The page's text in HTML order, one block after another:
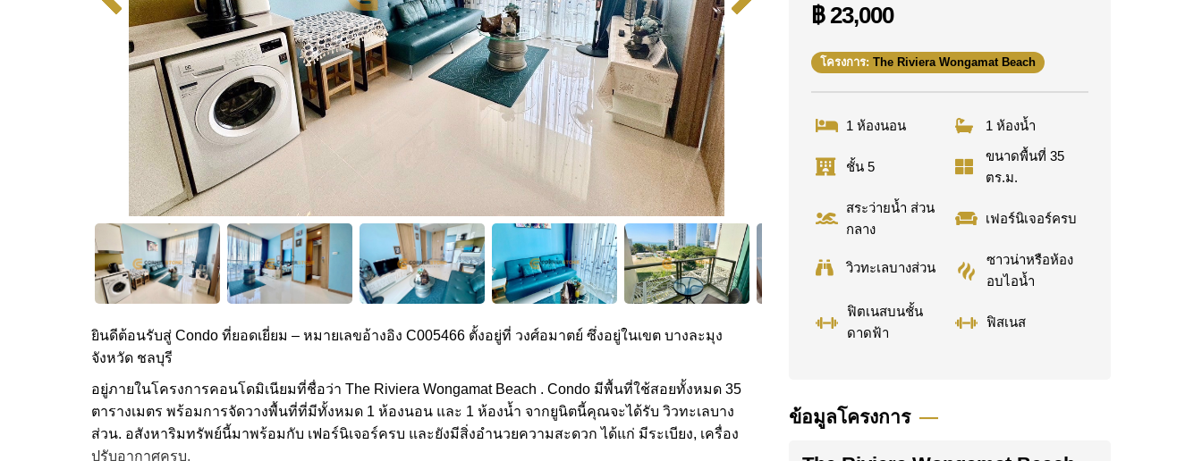
ยินดีต้อนรับสู่ Condo ที่ยอดเยี่ยม – หมายเลขอ้างอิง C005466 ตั้งอยู่ที่ วงศ์อมาตย์ ซึ่งอยู่ในเขต บางละมุง
จังหวัด ชลบุรี
อยู่ภายในโครงการคอนโดมิเนียมที่ชื่อว่า The Riviera Wongamat Beach . Condo มีพื้นที่ใช้สอยทั้งหมด 35
ตารางเมตร พร้อมการจัดวางพื้นที่ที่มีทั้งหมด 1 ห้องนอน และ 1 ห้องน้ำ จากยูนิตนี้คุณจะได้รับ วิวทะเลบาง
ส่วน. อสังหาริมทรัพย์นี้มาพร้อมกับ เฟอร์นิเจอร์ครบ และยังมีสิ่งอำนวยความสะดวก ได้แก่ มีระเบียง, เครื่อง
ปรับอากาศครบ,
฿ 23,000
โครงการ: The Riviera Wongamat Beach
1 ห้องนอน 1 ห้องน้ำ
ชั้น 5
ขนาดพื้นที่ 35
ตร.ม.
สระว่ายน้ำ ส่วน
กลาง
เฟอร์นิเจอร์ครบ
วิวทะเลบางส่วน
ซาวน่าหรือห้อง
อบไอน้ำ
ฟิตเนสบนชั้น
ดาดฟ้า
ฟิสเนส
ข้อมูลโครงการ